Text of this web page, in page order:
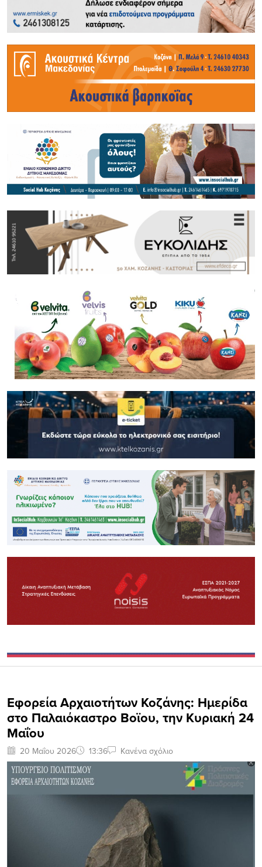
Εφορεία Αρχαιοτήτων Κοζάνης: Ημερίδα
στο Παλαιόκαστρο Βοϊου, την Κυριακή 24
Μαΐου
20 Μαΐου 2026 13:36 Κανένα σχόλιο